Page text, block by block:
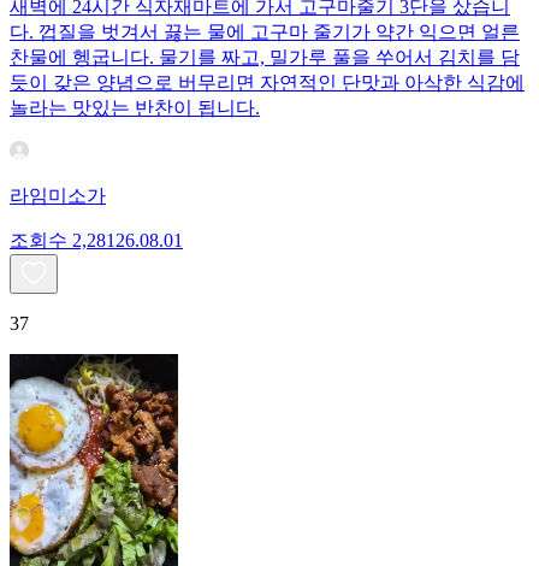
새벽에 24시간 식자재마트에 가서 고구마줄기 3단을 샀습니
다. 껍질을 벗겨서 끓는 물에 고구마 줄기가 약간 익으면 얼른
찬물에 헹굽니다. 물기를 짜고, 밀가루 풀을 쑤어서 김치를 담
듯이 갖은 양념으로 버무리면 자연적인 단맛과 아삭한 식감에
놀라는 맛있는 반찬이 됩니다.
라임미소가
조회수 2,281 26.08.01
37